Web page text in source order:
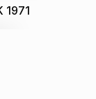
1971